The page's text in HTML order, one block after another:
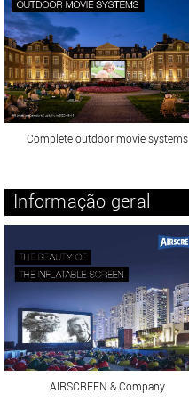
Complete outdoor movie systems
Informação geral
AIRSCREEN & Company